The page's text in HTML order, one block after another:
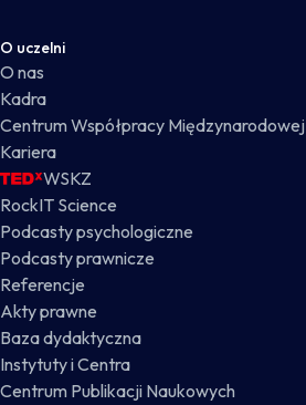
O uczelni
O nas
Kadra
Centrum Współpracy Międzynarodowej
Kariera
WSKZ
RockIT Science
Podcasty psychologiczne
Podcasty prawnicze
Referencje
Akty prawne
Baza dydaktyczna
Instytuty i Centra
Centrum Publikacji Naukowych